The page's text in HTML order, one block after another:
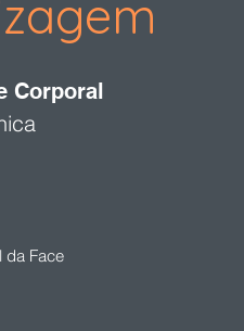
Corporal
da Face